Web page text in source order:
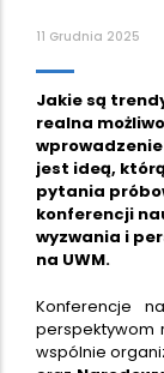
11 Grudnia 2025
Jakie są
realna
jest ideą,
pytania
konferencji
wyzwania i
na UWM.
Konferencje
perspektywom
wspólnie